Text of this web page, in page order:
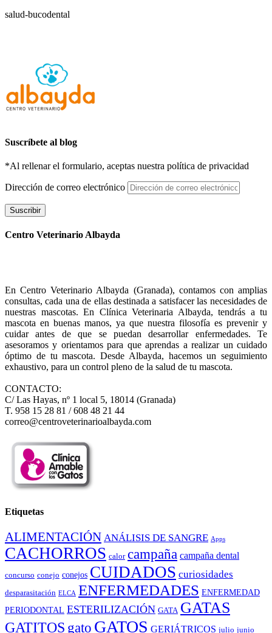
salud-bucodental
Suscríbete al blog
*Al rellenar el formulario, aceptas nuestra política de privacidad
Dirección de correo electrónico
Suscribir
Centro Veterinario Albayda
En Centro Veterinario Albayda (Granada), contamos con amplias
consultas, cada una de ellas destinada a satisfacer las necesidades de
nuestras mascotas. En Clínica Veterinaria Albayda, tendrás a tu
mascota en buenas manos, ya que nuestra filosofía es prevenir y
cuidar antes de que se puedan desarrollar enfermedades. Te
asesoramos y orientamos para que aprendas a realizar un cuidado
óptimo de tu mascota. Desde Albayda, hacemos un seguimiento
exhaustivo, para un control pleno de la salud de tu mascota.
CONTACTO:
C/ Las Hayas, nº 1 local 5, 18014 (Granada)
T. 958 15 28 81 / 608 48 21 44
correo@centroveterinarioalbayda.com
Etiquetas
ALIMENTACIÓN ANÁLISIS DE SANGRE Apps
CACHORROS calor campaña campaña dental
concurso conejo conejos CUIDADOS curiosidades
desparasitación ELCA ENFERMEDADES ENFERMEDAD
PERIODONTAL ESTERILIZACIÓN GATA GATAS
GATITOS gato GATOS GERIÁTRICOS julio junio